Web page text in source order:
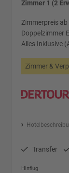
Zimmer 1 (2
Zimmerpreis
Doppelzimmer
Alles Inklusive
Zimmer &
Transfer
Hinflug